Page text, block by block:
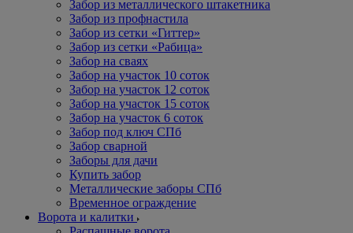
Забор из металлического штакетника
Забор из профнастила
Забор из сетки «Гиттер»
Забор из сетки «Рабица»
Забор на сваях
Забор на участок 10 соток
Забор на участок 12 соток
Забор на участок 15 соток
Забор на участок 6 соток
Забор под ключ СПб
Забор сварной
Заборы для дачи
Купить забор
Металлические заборы СПб
Временное ограждение
Ворота и калитки